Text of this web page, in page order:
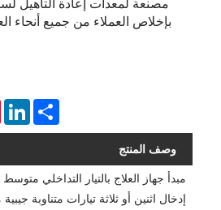
بإخلاص العملاء من جميع أنحاء
Share
وصف المنتج
إدخال اثنين أو ثلاثة تيارات متناوبة